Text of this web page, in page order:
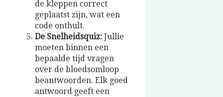
de kleppen correct
geplaatst zijn, wat een
code onthult.
De Snelheidsquiz: Jullie
moeten binnen een
bepaalde tijd vragen
over de bloedsomloop
beantwoorden. Elk goed
antwoord geeft een